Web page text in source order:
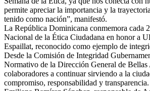
permite apreciar la importancia y la
tenido como nación”, manifestó.
La República Dominicana conmemora cada
Nacional de la Ética Ciudadana en honor a
Espaillat, reconocido como ejemplo de
Desde la Comisión de Integridad
Normativo de la Dirección General de Bellas
colaboradores a continuar sirviendo a la
compromiso, responsabilidad y transparencia.